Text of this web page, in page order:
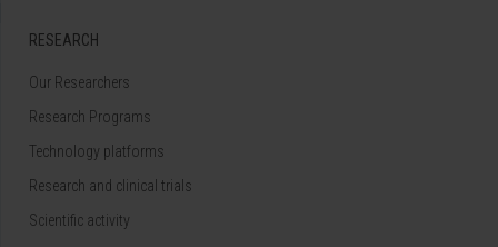
RESEARCH
Our Researchers
Research Programs
Technology platforms
Research and clinical trials
Scientific activity